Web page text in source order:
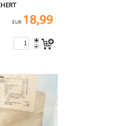
EUR 18,99
+
-